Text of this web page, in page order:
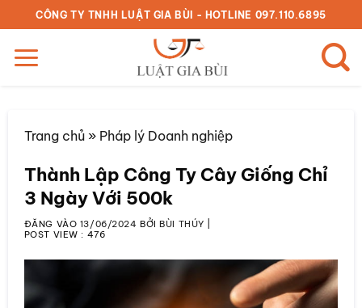
qua
nội
dung
CÔNG TY TNHH LUẬT GIA BÙI - HOTLINE 097.110.6895
Trang chủ» Pháp lý Doanh nghiệp
Thành Lập Công Ty Cây Giống Chỉ
3 Ngày Với 500k
ĐĂNG VÀO 13/06/2024 BỞIBÙI THÚY
POST VIEW : 476